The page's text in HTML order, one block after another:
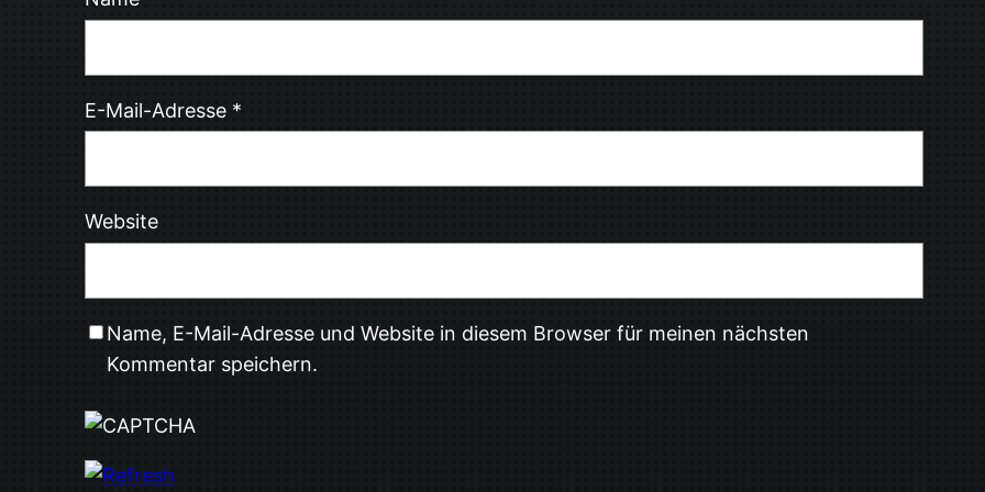
E-Mail-Adresse *
Website
Name, E-Mail-Adresse und Website in diesem Browser für meinen nächsten
Kommentar speichern.